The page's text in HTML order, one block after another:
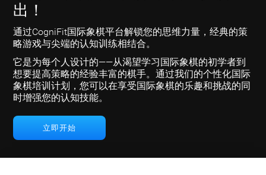
出！
通过CogniFit国际象棋平台解锁您的思维力量，经典的策
略游戏与尖端的认知训练相结合。
它是为每个人设计的——从渴望学习国际象棋的初学者到
想要提高策略的经验丰富的棋手。通过我们的个性化国际
象棋培训计划，您可以在享受国际象棋的乐趣和挑战的同
时增强您的认知技能。
立即开始